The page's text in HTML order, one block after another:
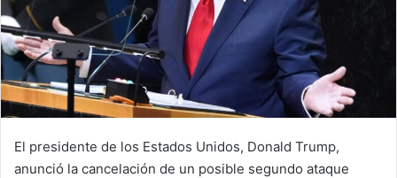
El presidente de los Estados Unidos, Donald Trump,
anunció la cancelación de un posible segundo ataque